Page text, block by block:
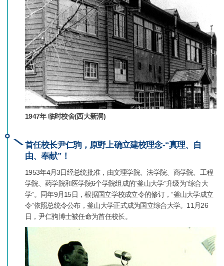
1947年 临时校舍(西大新洞)
首任校长尹仁驹，原野上确立建校理念-“真理、自
由、奉献”！
1953年4月3日经总统批准，由文理学院、法学院、商学院、工程
学院、药学院和医学院6个学院组成的“釜山大学”升级为“综合大
学”。同年9月15日，根据国立学校成立令的修订，“釜山大学成立
令”依照总统令公布，釜山大学正式成为国立综合大学。11月26
日，尹仁驹博士被任命为首任校长。